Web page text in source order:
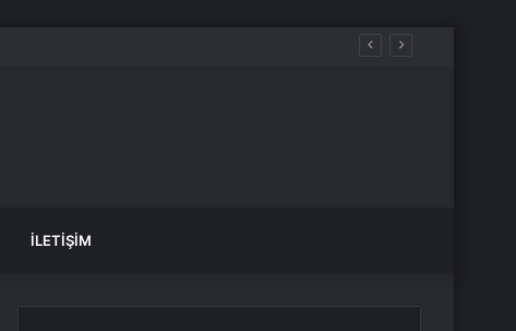
İLETIŞIM